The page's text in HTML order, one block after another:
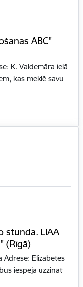
ABC"
K. Valdemāra ielā
kas meklē savu
stunda. LIAA
(Rīgā)
Adrese: Elizabetes
iespēja uzzināt